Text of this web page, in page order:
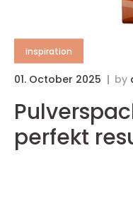
inspiration
01. October 2025 by
perfekt